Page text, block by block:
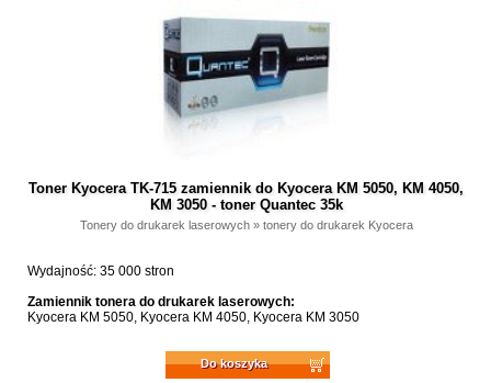
Toner Kyocera TK-715 zamiennik do Kyocera KM 5050, KM 4050,
KM 3050 - toner Quantec 35k
Tonery do drukarek laserowych» tonery do drukarek Kyocera
Wydajność: 35 000 stron
Zamiennik tonera do drukarek laserowych:
Kyocera KM 5050, Kyocera KM 4050, Kyocera KM 3050
Do koszyka